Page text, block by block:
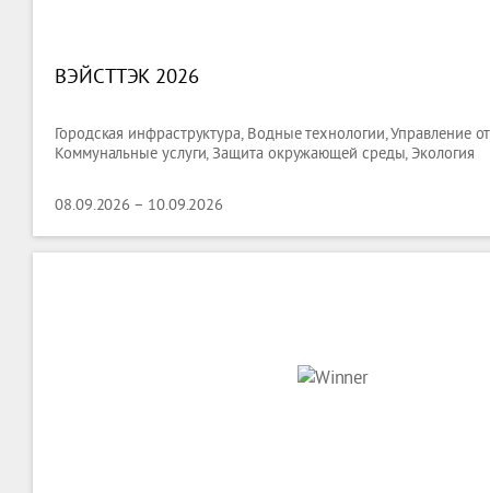
ВЭЙСТТЭК 2026
Городская инфраструктура, Водные технологии, Управление
Коммунальные услуги, Защита окружающей среды, Экология
08.09.2026 – 10.09.2026